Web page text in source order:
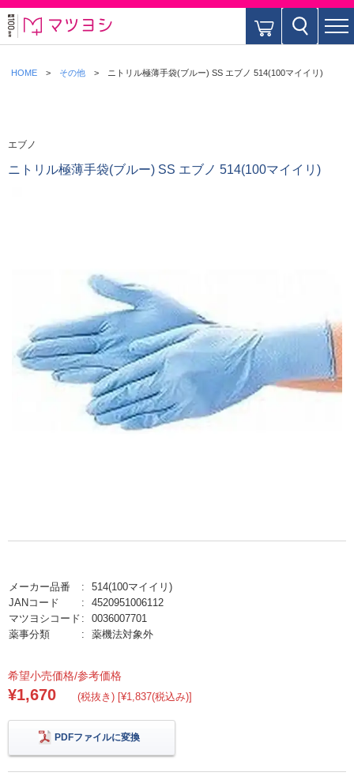
HOME その他 ニトリル極薄手袋(ブルー) SS エブノ 514(100マイイリ)
エブノ
ニトリル極薄手袋(ブルー) SS エブノ 514(100マイイリ)
メーカー品番
514(100マイイリ)
JANコード
4520951006112
マツヨシコード
0036007701
薬事分類
薬機法対象外
希望小売価格/参考価格
¥1,670 (税抜き) [¥1,837(税込み)]
PDFファイルに変換